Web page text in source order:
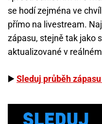
se hodí zejména ve
přímo na livestream.
zápasu, stejně tak jako
aktualizované v
▶️Sleduj průběh